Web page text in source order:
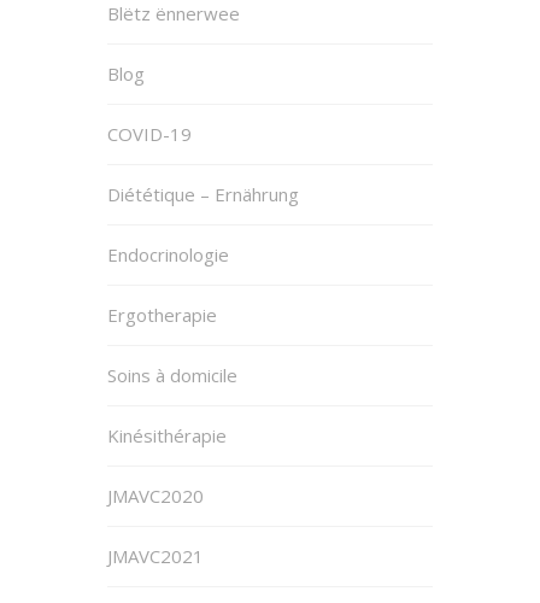
Blëtz ënnerwee
Blog
COVID-19
Diététique – Ernährung
Endocrinologie
Ergotherapie
Soins à domicile
Kinésithérapie
JMAVC2020
JMAVC2021